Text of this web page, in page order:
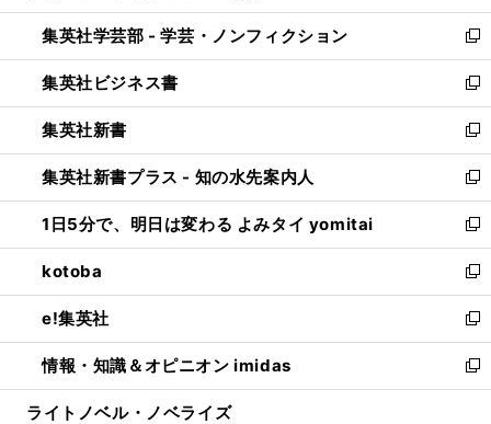
開
く
ウ
で
開
く
ン
ド
ウ
で
開
く
ウ
ィ
ン
ド
ウ
で
開
く
集英社学芸部 - 学芸・ノンフィクション
新
し
い
ウ
ィ
ン
ド
ウ
で
開
く
集英社ビジネス書
新
し
い
ウ
ィ
ン
ド
ウ
で
開
く
集英社新書
新
し
い
ウ
ィ
ン
ド
ウ
で
開
く
集英社新書プラス - 知の水先案内人
新
し
い
ウ
ィ
ン
ド
ウ
で
開
1日5分で、明日は変わる よみタイ yomitai
新
し
い
ウ
ィ
ン
ド
ウ
kotoba
新
し
い
ウ
ィ
ン
e!集英社
新
し
い
ウ
情報・知識＆オピニオン imidas
新
し
ライトノベル・ノベライズ